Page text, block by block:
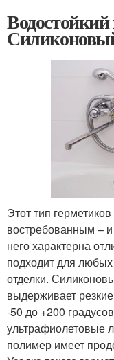
Этот тип
востребованным –
него характерна
подходит для
отделки.
выдерживает
-50 до +200
ультрафиолетовые
полимер имеет